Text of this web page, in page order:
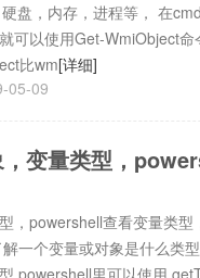
盘，内存，进程等， 在
可以使用Get-WmiObject
比wm[详细]
05-09
变量类型，
，powershell查看变量类
一个变量或对象是什么类
powershell里可以使用